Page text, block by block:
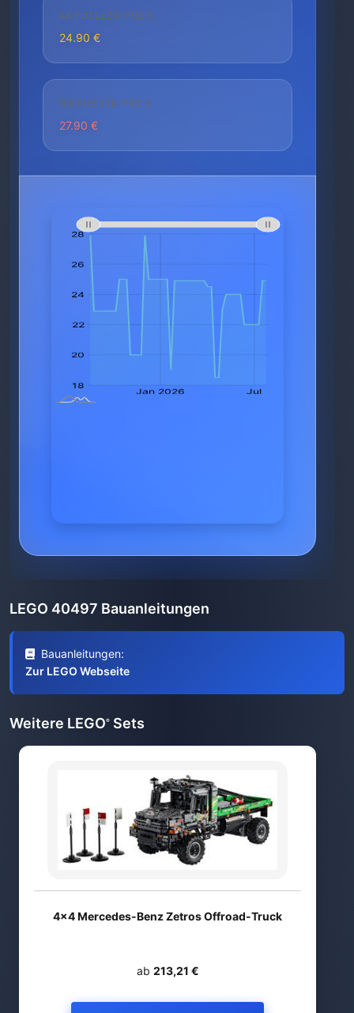
AKTUELLER PREIS
24.90 €
HÖCHSTER PREIS
27.90 €
LEGO 40497 Bauanleitungen
Bauanleitungen:
Zur LEGO Webseite
Weitere LEGO® Sets
4x4 Mercedes-Benz Zetros Offroad-Truck
ab 213,21 €